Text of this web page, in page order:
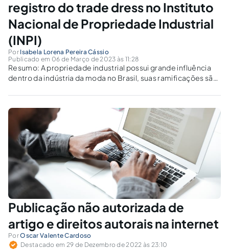
registro do trade dress no Instituto
Nacional de Propriedade Industrial
(INPI)
Por Isabela Lorena Pereira Cássio
Publicado em 06 de Março de 2023 às 11:28
Resumo: A propriedade industrial possui grande influência
dentro da indústria da moda no Brasil, suas ramificações são
Instituto Nacional de Propriedade Industrial (INPI), o órgão
federal é uma autarquia responsável por...
Publicação não autorizada de
artigo e direitos autorais na internet
PorOscar Valente Cardoso
Destacado em 29 de Dezembro de 2022 às 23:10